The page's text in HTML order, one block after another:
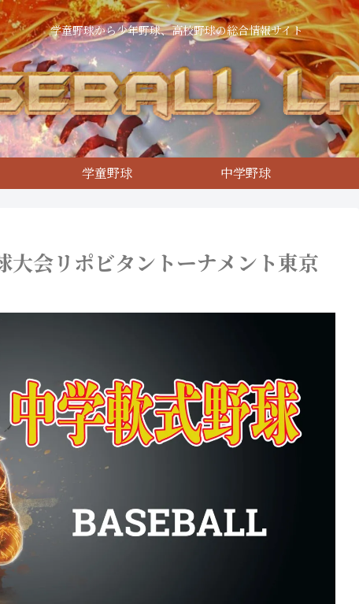
学童野球から少年野球、高校野球の総合情報サイト
学童野球 中学野球
会リポビタントーナメント東京